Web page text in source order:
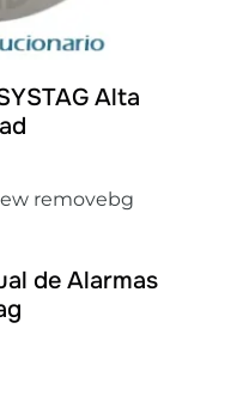
Alta
de Alarmas